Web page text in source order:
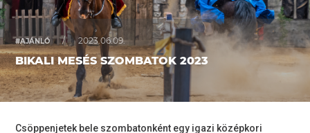
#AJÁNLÓ / 2023.06.09.
BIKALI MESÉS SZOMBATOK 2023
Csöppenjetek bele szombatonként egy igazi középkori